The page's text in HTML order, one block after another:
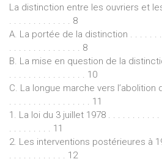
La distinction entre les ouvriers et
. . . . . . . . . . . . . 8
A. La portée de la distinction . . . . . . .
. . . . . . . . . . . . . . . 8
B. La mise en question de la
. . . . . . . . . . . . . . . . 10
C. La longue marche vers l’abolition
. . . . . . . . . . . . . . . . . 11
1. La loi du 3 juillet 1978 . . . . . . . . . . .
. . . . . . . . . 11
2. Les interventions postérieures à
. . . . . . . . . . . . 12